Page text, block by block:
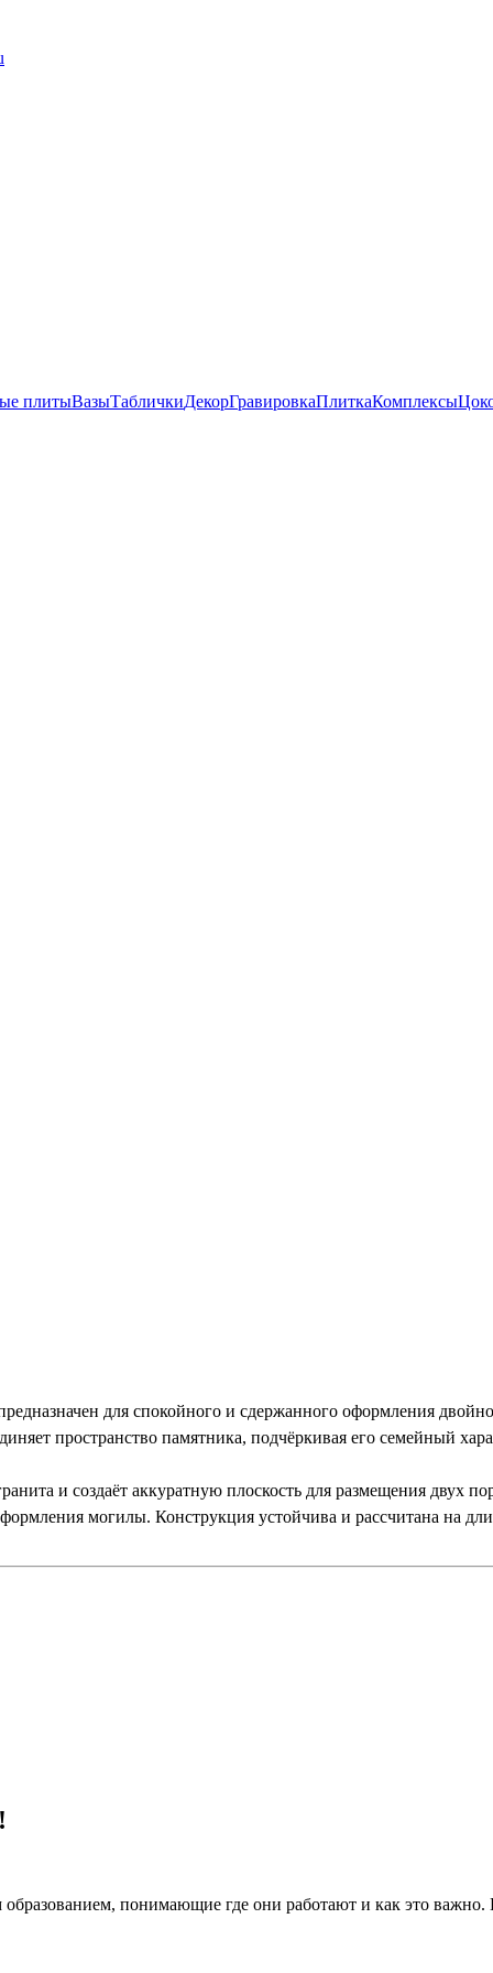
плитыВазыТабличкиДекорГравировкаПлиткаКомплексы
для спокойного и сдержанного оформления
пространство памятника, подчёркивая его семейный
и создаёт аккуратную плоскость для размещения двух
могилы. Конструкция устойчива и рассчитана на
понимающие где они работают и как это